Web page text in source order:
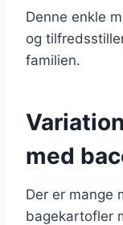
Denne enkle
og
familien.
med
Der er mange
bagekartofler